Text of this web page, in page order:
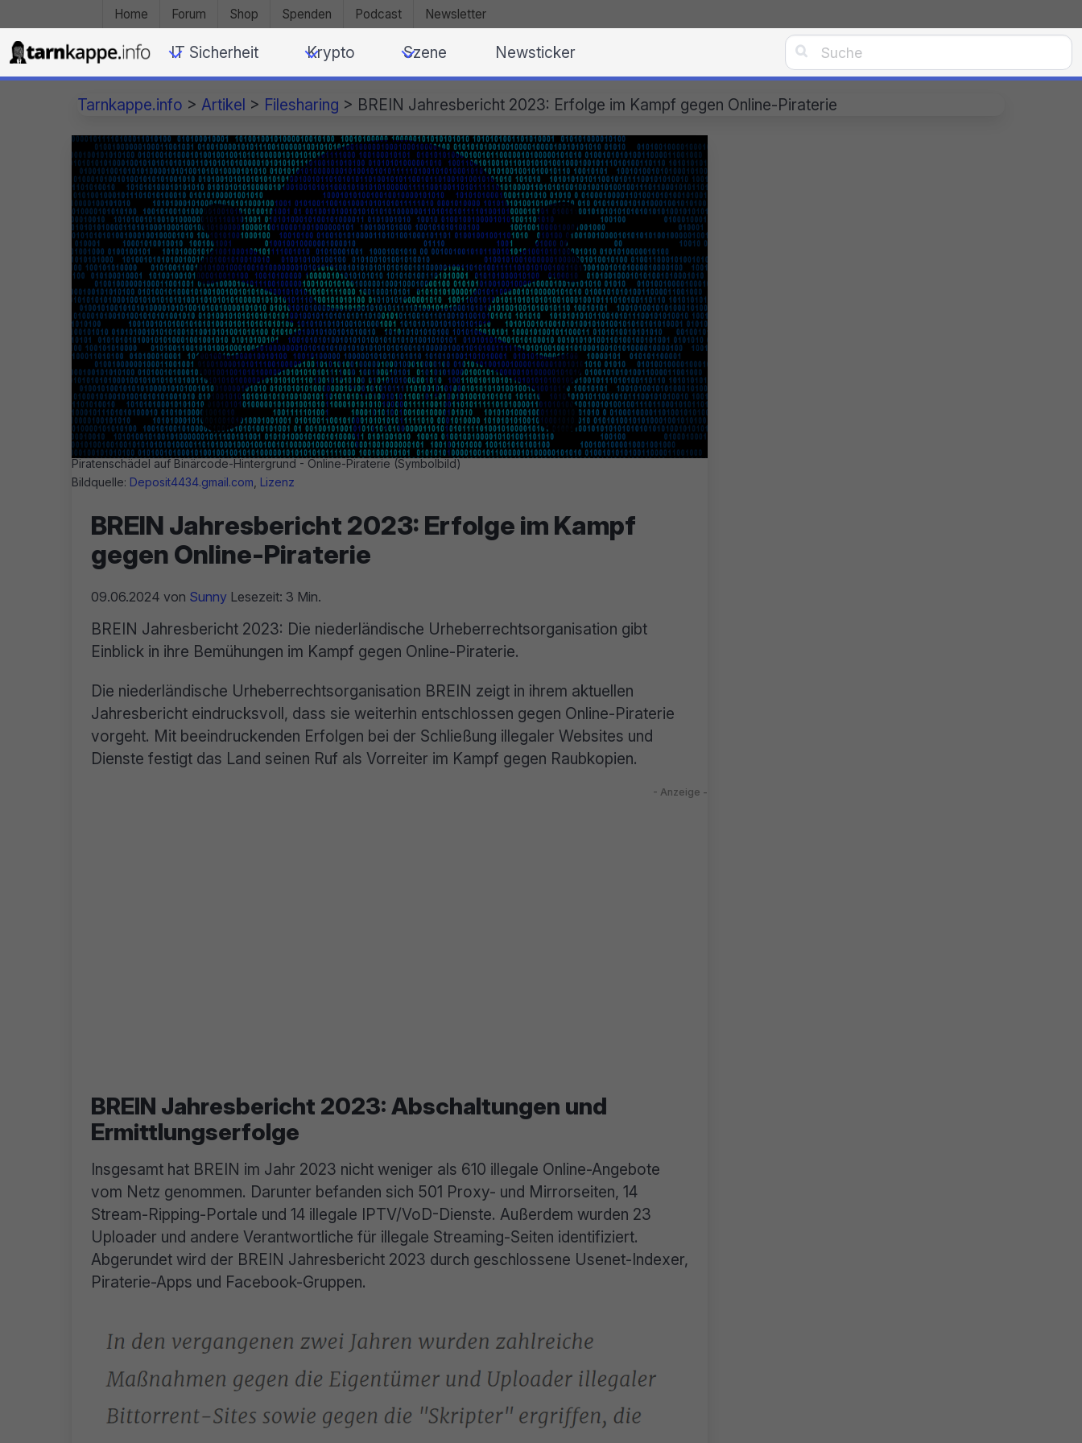
Home Forum Shop Spenden Podcast Newsletter
IT Sicherheit Krypto Szene Newsticker 
Tarnkappe.info > Artikel > Filesharing > BREIN Jahresbericht 2023: Erfolge im Kampf gegen Online-Piraterie
Piratenschädel auf Binärcode-Hintergrund - Online-Piraterie (Symbolbild)
Bildquelle: Deposit4434.gmail.com Lizenz
BREIN Jahresbericht 2023: Erfolge im Kampf
gegen Online-Piraterie
09.06.2024 von Sunny Lesezeit: 3 Min.
BREIN Jahresbericht 2023: Die niederländische Urheberrechtsorganisation gibt
Einblick in ihre Bemühungen im Kampf gegen Online-Piraterie.
Die niederländische Urheberrechtsorganisation BREIN zeigt in ihrem aktuellen
Jahresbericht eindrucksvoll, dass sie weiterhin entschlossen gegen Online-Piraterie
vorgeht. Mit beeindruckenden Erfolgen bei der Schließung illegaler Websites und
Dienste festigt das Land seinen Ruf als Vorreiter im Kampf gegen Raubkopien.
BREIN Jahresbericht 2023: Abschaltungen und
Ermittlungserfolge
Insgesamt hat BREIN im Jahr 2023 nicht weniger als 610 illegale Online-Angebote
vom Netz genommen. Darunter befanden sich 501 Proxy- und Mirrorseiten, 14
Stream-Ripping-Portale und 14 illegale IPTV/VoD-Dienste. Außerdem wurden 23
Uploader und andere Verantwortliche für illegale Streaming-Seiten identifiziert.
Abgerundet wird der BREIN Jahresbericht 2023 durch geschlossene Usenet-Indexer,
Piraterie-Apps und Facebook-Gruppen.